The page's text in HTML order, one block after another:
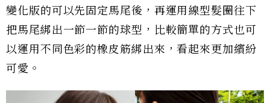
變化版的可以先固定馬尾後，再運用線型髮圈往下
把馬尾綁出一節一節的球型，比較簡單的方式也可
以運用不同色彩的橡皮筋綁出來，看起來更加繽紛
可愛。